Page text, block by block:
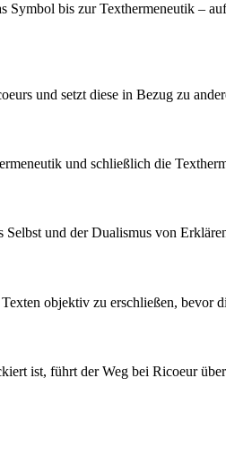
bis zur Texthermeneutik –
und setzt diese in Bezug zu
und schließlich die
und der Dualismus von
objektiv zu erschließen, bevor
ist, führt der Weg bei Ricoeur